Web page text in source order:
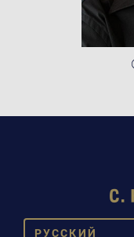
PУССКИЙ